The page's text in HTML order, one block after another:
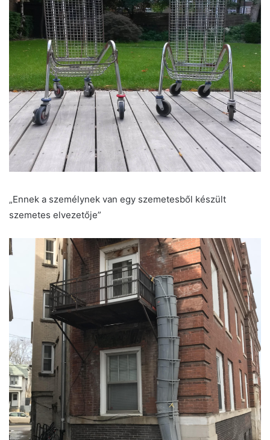
„Ennek a személynek van egy szemetesből készült
szemetes elvezetője”